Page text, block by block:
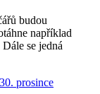
budou
například
se jedná